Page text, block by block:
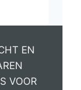
EN
VOOR